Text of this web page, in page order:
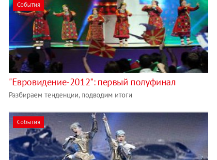
События
"Евровидение-2012": первый полуфинал
Разбираем тенденции, подводим итоги
События